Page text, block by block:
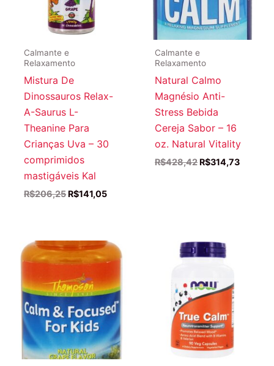
Calmante e
Relaxamento
Mistura De
Dinossauros Relax-
A-Saurus L-
Theanine Para
Crianças Uva – 30
comprimidos
mastigáveis Kal
R$206,25 O
R$141,05O
Calmante e
Relaxamento
Natural Calmo
Magnésio Anti-
Stress Bebida
Cereja Sabor – 16
oz. Natural Vitality
R$428,42 O
R$314,73O